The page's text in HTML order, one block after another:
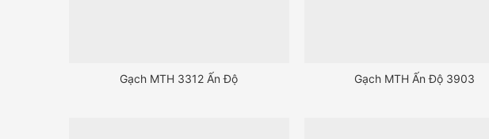
Gạch MTH 3312 Ấn Độ Gạch MTH Ấn Độ 3903